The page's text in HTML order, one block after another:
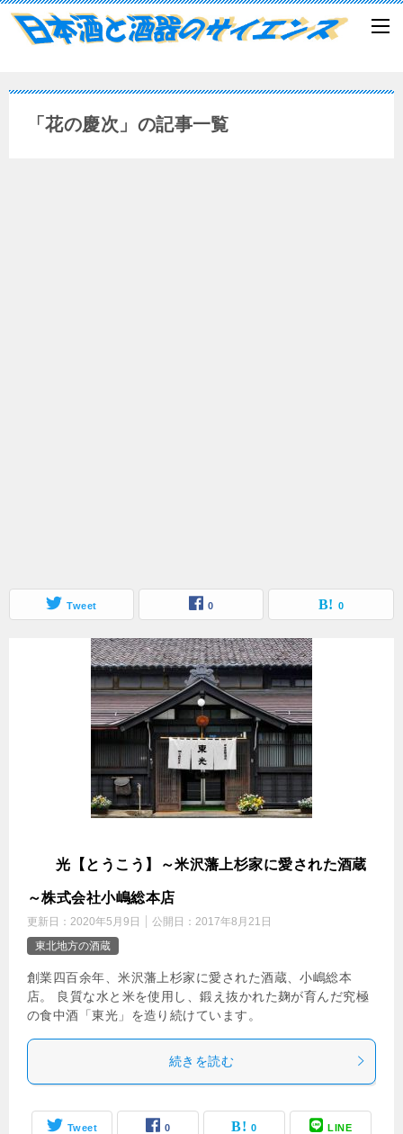
「花の慶次」の記事一覧
Tweet 0 0
東光【とうこう】～米沢藩上杉家に愛された酒蔵
～株式会社小嶋総本店
更新日： 2020年5月9日 公開日： 2017年8月21日
東北地方の酒蔵
創業四百余年、米沢藩上杉家に愛された酒蔵、小嶋総本
店。 良質な水と米を使用し、鍛え抜かれた麹が育んだ究極
の食中酒「東光」を造り続けています。
続きを読む
Tweet 0 0 LINE